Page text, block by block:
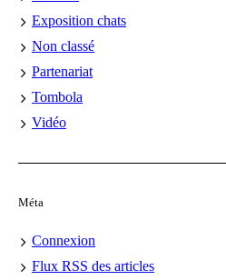
Exposition chats
Non classé
Partenariat
Tombola
Vidéo
Méta
Connexion
Flux RSS des articles